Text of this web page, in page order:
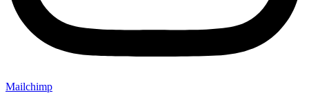
Mailchimp